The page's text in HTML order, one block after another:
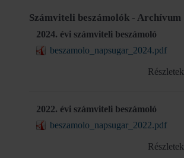
Számviteli beszámolók - Archívum
2024. évi számviteli beszámoló
beszamolo_napsugar_2024.pdf
Részletek
2022. évi számviteli beszámoló
beszamolo_napsugar_2022.pdf
Részletek